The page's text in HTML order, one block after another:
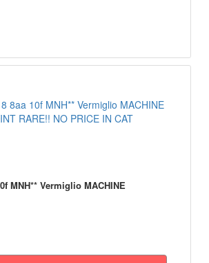
MNH** Vermiglio MACHINE